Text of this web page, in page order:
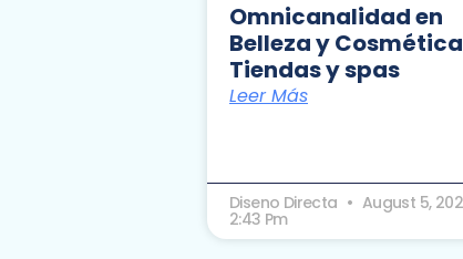
Omnicanalidad en
Belleza y
Tiendas y spas
Leer Más
Diseno Directa August 5,
2:43 Pm